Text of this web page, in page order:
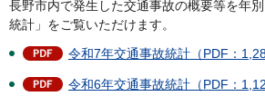
長野市内で発生した交通事故の概要等を年
統計」をご覧いただけます。
令和7年交通事故統計（PDF：
令和6年交通事故統計（PDF：